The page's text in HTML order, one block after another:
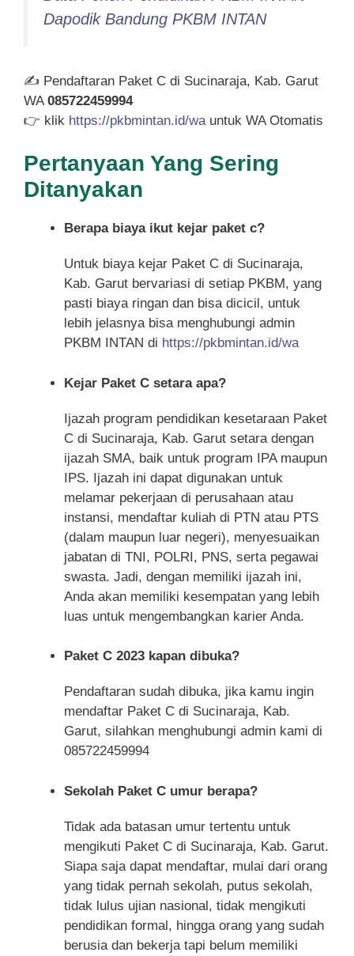
Dapodik Bandung PKBM INTAN
✍ Pendaftaran Paket C di Sucinaraja, Kab. Garut
WA 085722459994
👉 klik https://pkbmintan.id/wa untuk WA Otomatis
Pertanyaan Yang Sering
Ditanyakan
Berapa biaya ikut kejar paket c?
Untuk biaya kejar Paket C di Sucinaraja,
Kab. Garut bervariasi di setiap PKBM, yang
pasti biaya ringan dan bisa dicicil, untuk
lebih jelasnya bisa menghubungi admin
PKBM INTAN di https://pkbmintan.id/wa
Kejar Paket C setara apa?
Ijazah program pendidikan kesetaraan Paket
C di Sucinaraja, Kab. Garut setara dengan
ijazah SMA, baik untuk program IPA maupun
IPS. Ijazah ini dapat digunakan untuk
melamar pekerjaan di perusahaan atau
instansi, mendaftar kuliah di PTN atau PTS
(dalam maupun luar negeri), menyesuaikan
jabatan di TNI, POLRI, PNS, serta pegawai
swasta. Jadi, dengan memiliki ijazah ini,
Anda akan memiliki kesempatan yang lebih
luas untuk mengembangkan karier Anda.
Paket C 2023 kapan dibuka?
Pendaftaran sudah dibuka, jika kamu ingin
mendaftar Paket C di Sucinaraja, Kab.
Garut, silahkan menghubungi admin kami di
085722459994
Sekolah Paket C umur berapa?
Tidak ada batasan umur tertentu untuk
mengikuti Paket C di Sucinaraja, Kab. Garut.
Siapa saja dapat mendaftar, mulai dari orang
yang tidak pernah sekolah, putus sekolah,
tidak lulus ujian nasional, tidak mengikuti
pendidikan formal, hingga orang yang sudah
berusia dan bekerja tapi belum memiliki